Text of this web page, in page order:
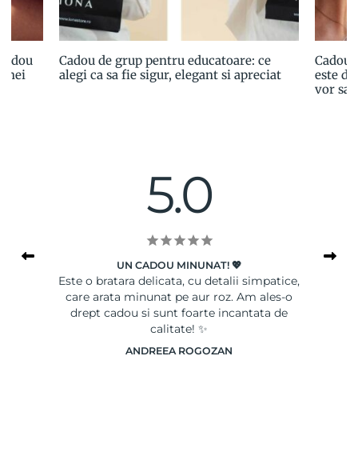
Cadou de grup pentru educatoare: ce
alegi ca sa fie sigur, elegant si apreciat
este
vor sa
5.0
UN CADOU MINUNAT! 💖
Este o bratara delicata, cu detalii simpatice,
care arata minunat pe aur roz. Am ales-o
drept cadou si sunt foarte incantata de
calitate! ✨
ANDREEA ROGOZAN